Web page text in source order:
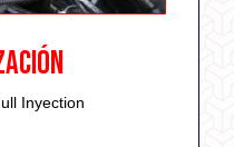
Inyection